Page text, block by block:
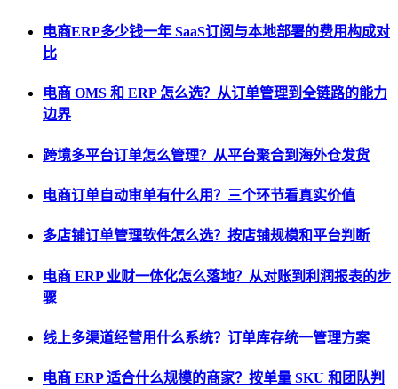
电商ERP多少钱一年 SaaS订阅与本地部署的费用构成对
比
电商 OMS 和 ERP 怎么选？从订单管理到全链路的能力
边界
跨境多平台订单怎么管理？从平台聚合到海外仓发货
电商订单自动审单有什么用？三个环节看真实价值
多店铺订单管理软件怎么选？按店铺规模和平台判断
电商 ERP 业财一体化怎么落地？从对账到利润报表的步
骤
线上多渠道经营用什么系统？订单库存统一管理方案
电商 ERP 适合什么规模的商家？按单量 SKU 和团队判